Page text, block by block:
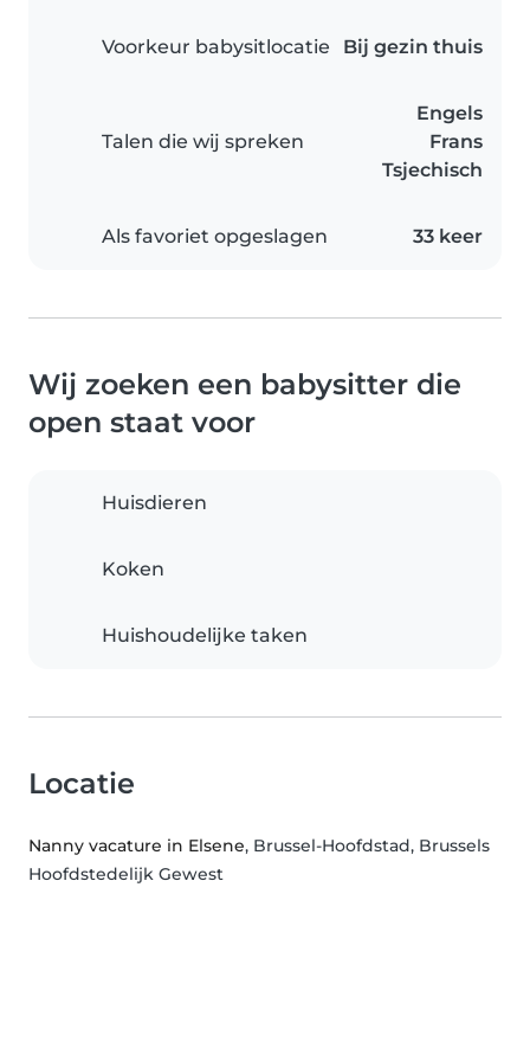
Voorkeur babysitlocatie Bij gezin thuis
Talen die wij spreken
Engels
Frans
Tsjechisch
Als favoriet opgeslagen 33 keer
Wij zoeken een babysitter die
open staat voor
Huisdieren
Koken
Huishoudelijke taken
Locatie
Nanny vacature in Elsene, Brussel-Hoofdstad, Brussels
Hoofdstedelijk Gewest